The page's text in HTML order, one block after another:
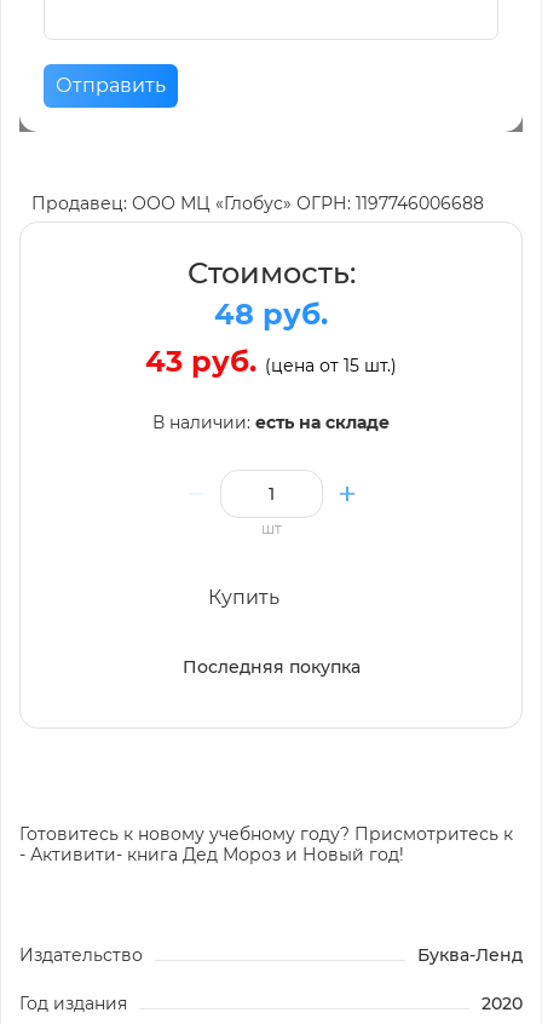
Отправить
Продавец: ООО МЦ «Глобус» ОГРН: 1197746006688
Стоимость:
48 руб.
43 руб. (цена от 15 шт.)
В наличии: есть на складе
шт
Купить
Последняя покупка
Готовитесь к новому учебному году? Присмотритесь к
- Активити- книга Дед Мороз и Новый год!
Издательство Буква-Ленд
Год издания 2020